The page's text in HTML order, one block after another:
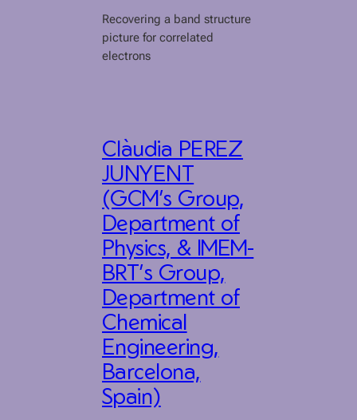
Recovering a band structure
picture for correlated
electrons
Clàudia PEREZ
JUNYENT
(GCM’s Group,
Department of
Physics, & IMEM-
BRT’s Group,
Department of
Chemical
Engineering,
Barcelona,
Spain)